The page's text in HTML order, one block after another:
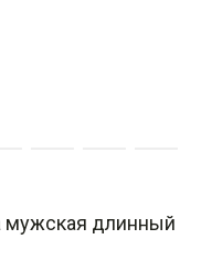
мужская длинный